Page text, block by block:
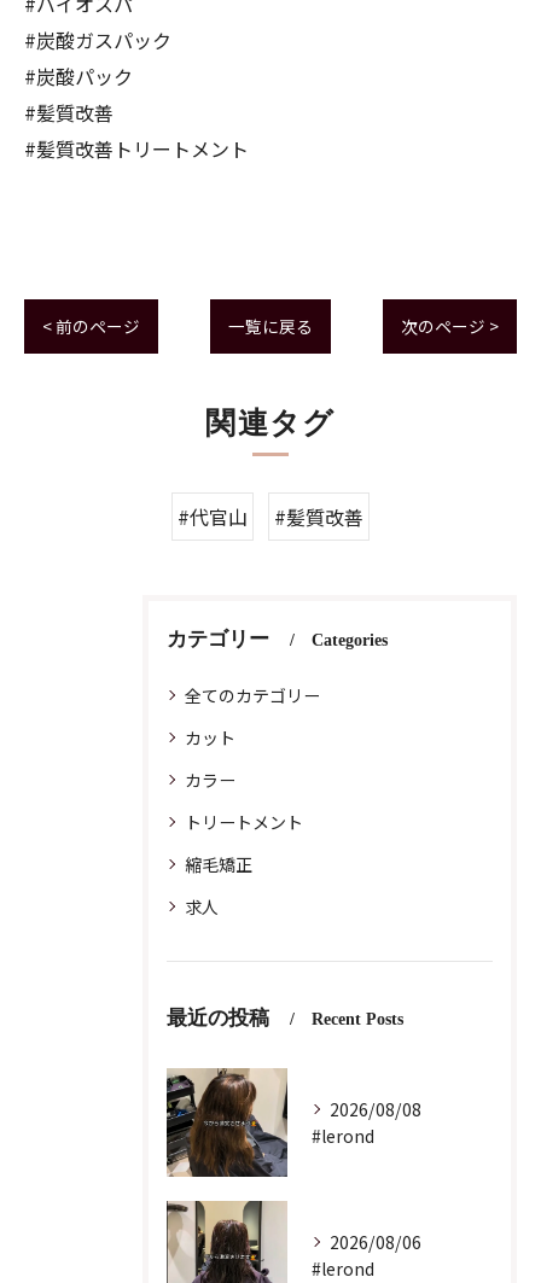
#炭酸ガスパック
#炭酸パック
#髪質改善
#髪質改善トリートメント
< 前のページ 一覧に戻る 次のページ >
関連タグ
#代官山 #髪質改善
カテゴリー Categories
全てのカテゴリー
カット
カラー
トリートメント
縮毛矯正
求人
最近の投稿 Recent Posts
2026/08/08
#lerond
2026/08/06
#lerond